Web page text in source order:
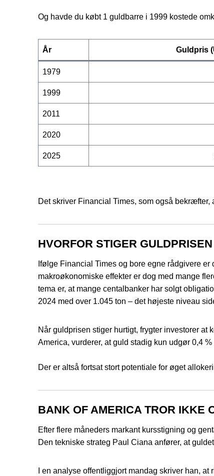
Og havde du købt 1 guldbarre i 1999 kostede
År Guldpris
1979
1999
2011
2020
2025
Det skriver Financial Times, som også
HVORFOR STIGER
Ifølge Financial Times og bore egne rådgivere
makroøkonomiske effekter er dog med mange
tema er, at mange centalbanker har solgt
2024 med over 1.045 ton – det højeste niveau
Når guldprisen stiger hurtigt, frygter investorer
America, vurderer, at guld stadig kun udgør 0,4
Der er altså fortsat stort potentiale for øget
BANK OF AMERICA TROR IKKE
Efter flere måneders markant kursstigning og
Den tekniske strateg Paul Ciana anfører, at
I en analyse offentliggjort mandag skriver han,